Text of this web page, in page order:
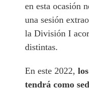
en esta ocasión
una sesión
la División I
distintas.
En este 2022,
tendrá como